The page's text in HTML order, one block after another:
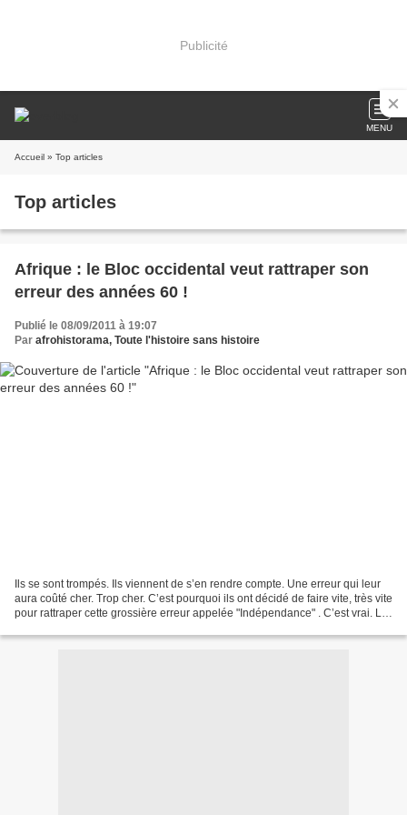
Publicité
MENU
Accueil » Top articles
Top articles
Afrique : le Bloc occidental veut rattraper son
erreur des années 60 !
Publié le 08/09/2011 à 19:07
Par afrohistorama, Toute l'histoire sans histoire
Ils se sont trompés. Ils viennent de s’en rendre compte. Une erreur qui leur
aura coûté cher. Trop cher. C’est pourquoi ils ont décidé de faire vite, très vite
pour rattraper cette grossière erreur appelée "Indépendance" . C’est vrai. Le